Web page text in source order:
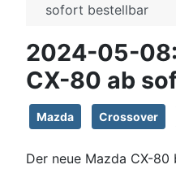
sofort bestellbar
2024-05-
CX-80 ab
Mazda Crossover
Der neue Mazda CX-